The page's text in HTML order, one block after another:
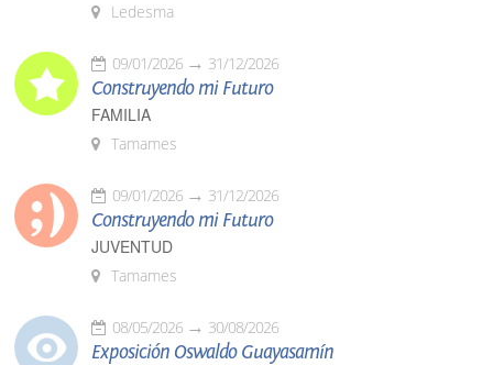
Ledesma
09/01/2026 31/12/2026
Construyendo mi Futuro
FAMILIA
Tamames
09/01/2026 31/12/2026
Construyendo mi Futuro
JUVENTUD
Tamames
08/05/2026 30/08/2026
Exposición Oswaldo Guayasamín